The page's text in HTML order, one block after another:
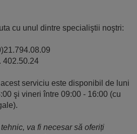
cu unul dintre specialiştii noştri:
402.50.24
serviciu este disponibil de luni
şi vineri între 09:00 - 16:00 (cu
va fi necesar să oferiți